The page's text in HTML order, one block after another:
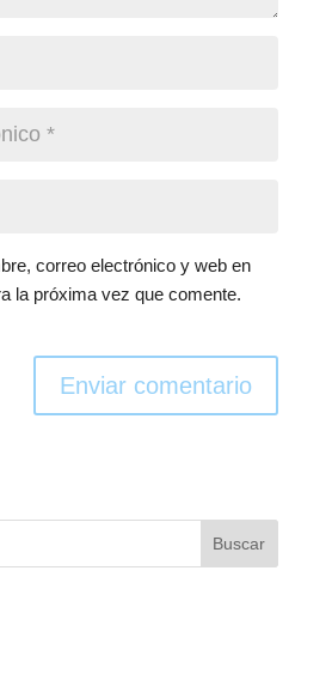
correo electrónico y web en
la próxima vez que comente.
Enviar comentario